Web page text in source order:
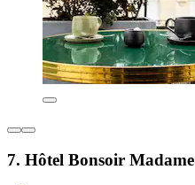
7. Hôtel Bonsoir Madame